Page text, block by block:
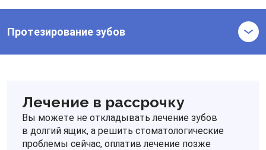
Протезирование зубов
Лечение в рассрочку
Вы можете не откладывать лечение зубов
в долгий ящик, а решить стоматологические
проблемы сейчас, оплатив лечение позже